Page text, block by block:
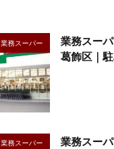
業務スーパー
業務スー
葛飾区｜
業務スーパー
業務スー